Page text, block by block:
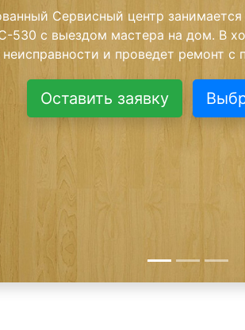
помощью нашей бесплатной услуги,
более детального ремонта.
неизменно при возвращении
Оставить заявку